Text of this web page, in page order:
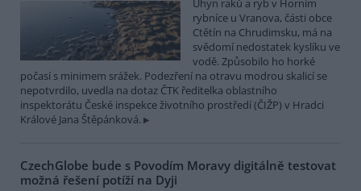
Úhyn raků a ryb v Horním
rybníce u Vranova, části obce
Ctětín na Chrudimsku, má na
svědomí nedostatek kyslíku ve
vodě. Způsobilo ho horké
počasí s minimem srážek. Podezření na otravu modrou skalicí se
nepotvrdilo, uvedla na dotaz ČTK ředitelka oblastního
inspektorátu České inspekce životního prostředí (ČIŽP) v Hradci
Králové Jana Štěpánková.
CzechGlobe bude s Povodím Moravy digitálně testovat
možná řešení potíží na Dyji